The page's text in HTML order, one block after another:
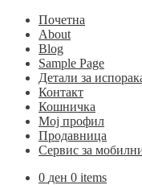
Почетна
About
Blog
Sample Page
Детали за
Контакт
Кошничка
Мој профил
Продавница
Сервис за
0 ден 0 items